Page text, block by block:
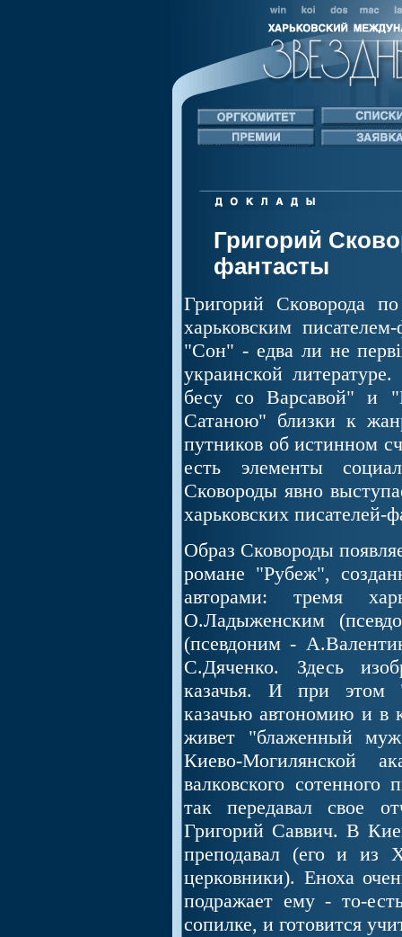
Григорий
фантасты
Григорий Сковорода
харьковским
"Сон" - едва ли не
украинской
бесу со Варсавой" и
Сатаною" близки к
путников об истинном
есть элементы
Сковороды явно
харьковских писателей-
Образ Сковороды
романе "Рубеж",
авторами: тремя
О.Ладыженским
(псевдоним -
С.Дяченко. Здесь
казачья. И при этом
казачью автономию и
живет "блаженный
Киево-Могилянской
валковского
так передавал свое
Григорий Саввич. В
преподавал (его и из
церковники). Еноха
подражает ему - то-
сопилке, и готовится